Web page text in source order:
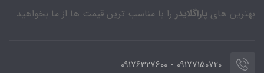
بهترین های پاراگلایدر را با مناسب ترین قیمت ها از ما بخواهید
09177150720 - 09176327600